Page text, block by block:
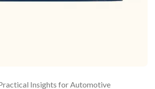
Insights for Automotive